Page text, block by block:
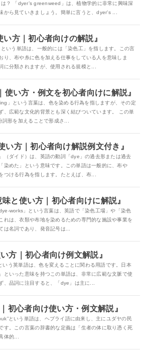
？ 「dyer’s greenweed」は、植物学的に非常に興味深
から見ていきましょう。簡単に言うと、dyer’s ...
い方｜初心者向けの解説』
いう単語は、一般的には「染色工」を指します。この言
り、布や糸に色を加える仕事をしている人を意味しま
に分類されますが、使用される規模と...
使い方・例文を初心者向けに解説』
」という言葉は、色を染める行為を指しますが、その定
、広範な文化的背景とも深く結びついています。 この単
形を加えることで形成さ...
い方｜初心者向け解説例文付き』
（ダイド）は、英語の動詞「dye」の過去形または過去
染めた」という意味です。この単語は一般的に、布や
つける行為を指します。たとえば、布...
と使い方｜初心者向けに解説』
works」という言葉は、英語で「染色工場」や「染色
れは、衣類や布地を染めるための専門的な施設や事業を
は名詞であり、発音記号は...
方｜初心者向け例文解説』
う英単語は、色を変えることに関わる用語です。日本
といった意味を持つこの単語は、非常に広範な文脈で使
、品詞に注目すると、「dye」は主に...
初心者向け使い方・例文解説』
という単語は、ヘブライ語に由来し、主にユダヤの民
す。この言葉の辞書的な定義は「生者の体に取り憑く死
体的...